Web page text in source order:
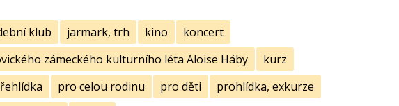
klub jarmark, trh kino
koncert
zámeckého kulturního léta Aloise Háby
kurz
pro celou rodinu pro děti
prohlídka, exkurze